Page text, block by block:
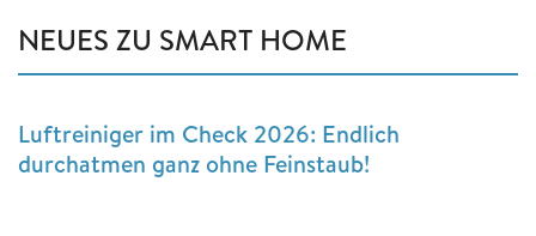
NEUES ZU SMART HOME
Luftreiniger im Check 2026: Endlich
durchatmen ganz ohne Feinstaub!